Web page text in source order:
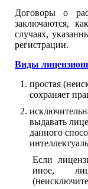
Договоры о
заключаются,
случаях,
регистрации.
Виды
простая
сохраняет
выдавать
данного
Если
иное,